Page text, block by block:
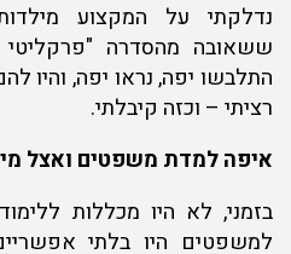
נדלקתי על המקצוע
ששאובה מהסדרה
התלבשו יפה, נראו יפה, והיו
רציתי – וכזה קיבלתי.
איפה למדת משפטים ואצל
בזמני, לא היו מכללות
למשפטים היו בלתי